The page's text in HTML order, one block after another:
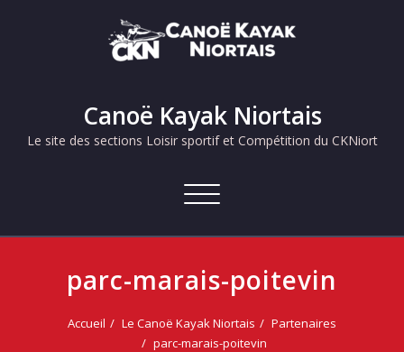
Canoë Kayak Niortais
Le site des sections Loisir sportif et Compétition du CKNiort
Afficher/masquer
navigation
parc-marais-poitevin
Accueil Le Canoë Kayak Niortais
Partenaires
parc-marais-poitevin